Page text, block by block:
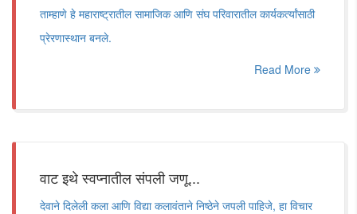
ताम्हाणे हे महाराष्ट्रातील सामाजिक आणि संघ परिवारातील कार्यकर्त्यांसाठी
प्रेरणास्थान बनले.
Read More
वाट इथे स्वप्नातील संपली जणू...
देवाने दिलेली कला आणि विद्या कलावंताने निष्ठेने जपली पाहिजे, हा विचार